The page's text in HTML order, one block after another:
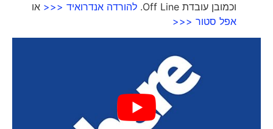
וכמובן עובדת Off Line.
להורדה אנדרואיד <<<או
אפל סטור <<<